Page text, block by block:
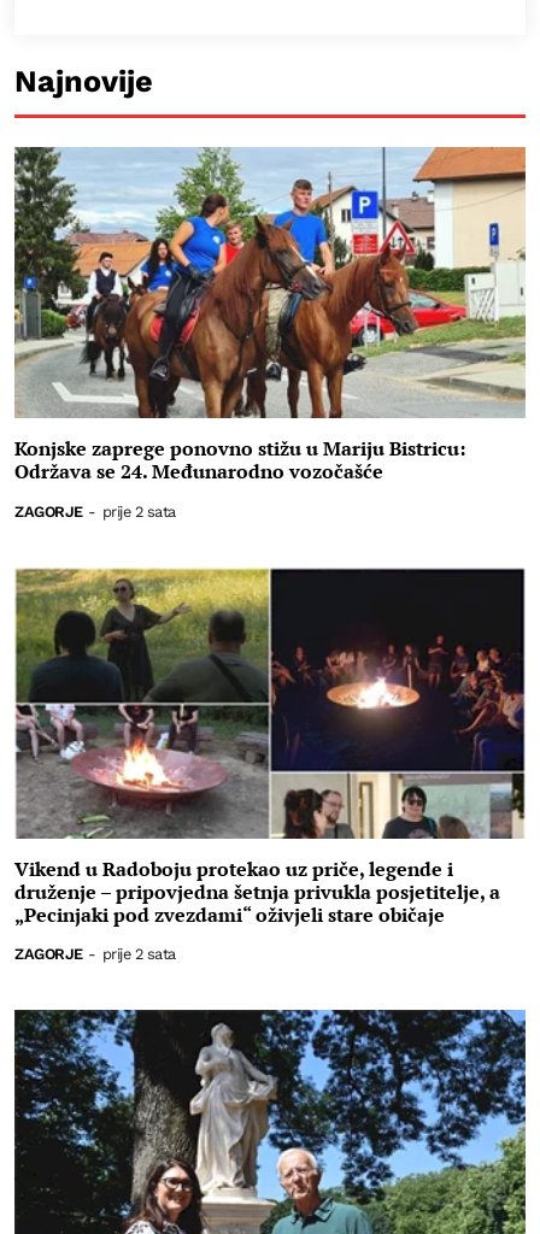
Najnovije
Konjske zaprege ponovno stižu u Mariju Bistricu:
Održava se 24. Međunarodno vozočašće
ZAGORJE - prije 2 sata
Vikend u Radoboju protekao uz priče, legende i
druženje – pripovjedna šetnja privukla posjetitelje, a
„Pecinjaki pod zvezdami“ oživjeli stare običaje
ZAGORJE - prije 2 sata